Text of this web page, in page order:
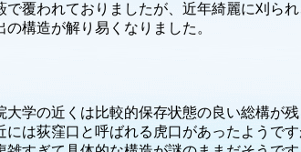
で覆われておりましたが、近年綺麗に刈ら
の構造が解り易くなりました。
大学の近くは比較的保存状態の良い総構が
には荻窪口と呼ばれる虎口があったようで